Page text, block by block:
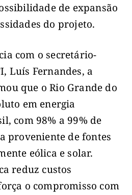
de expansão
do projeto.
com o secretário-
Luís Fernandes, a
que o Rio Grande do
em energia
com 98% a 99% de
proveniente de fontes
eólica e solar.
reduz custos
o compromisso com